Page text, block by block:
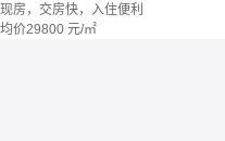
现房，交房快，入住便利
均价29800 元/㎡